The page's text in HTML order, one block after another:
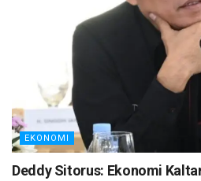
EKONOMI
Deddy Sitorus: Ekonomi